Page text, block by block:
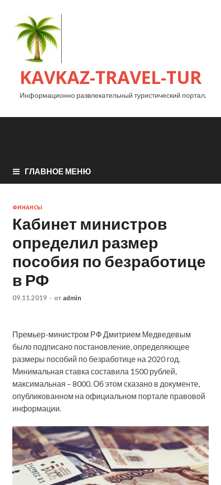
KAVKAZ-TRAVEL-TUR
Информационно развлекательный туристический портал.
ГЛАВНОЕ МЕНЮ
ФИНАНСЫ
Кабинет министров
определил размер
пособия по безработице
в РФ
09.11.2019 - от admin
Премьер-министром РФ Дмитрием Медведевым
было подписано постановление, определяющее
размеры пособий по безработице на 2020 год.
Минимальная ставка составила 1500 рублей,
максимальная – 8000. Об этом сказано в документе,
опубликованном на официальном портале правовой
информации.